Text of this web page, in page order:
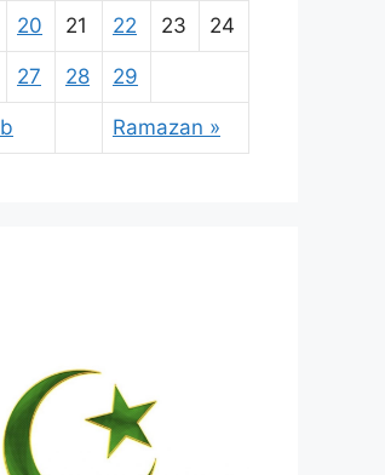
Ramazan »
20 21 22 23 24
27 28 29